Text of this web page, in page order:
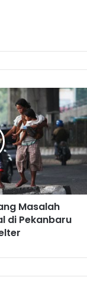
Masalah
di Pekanbaru